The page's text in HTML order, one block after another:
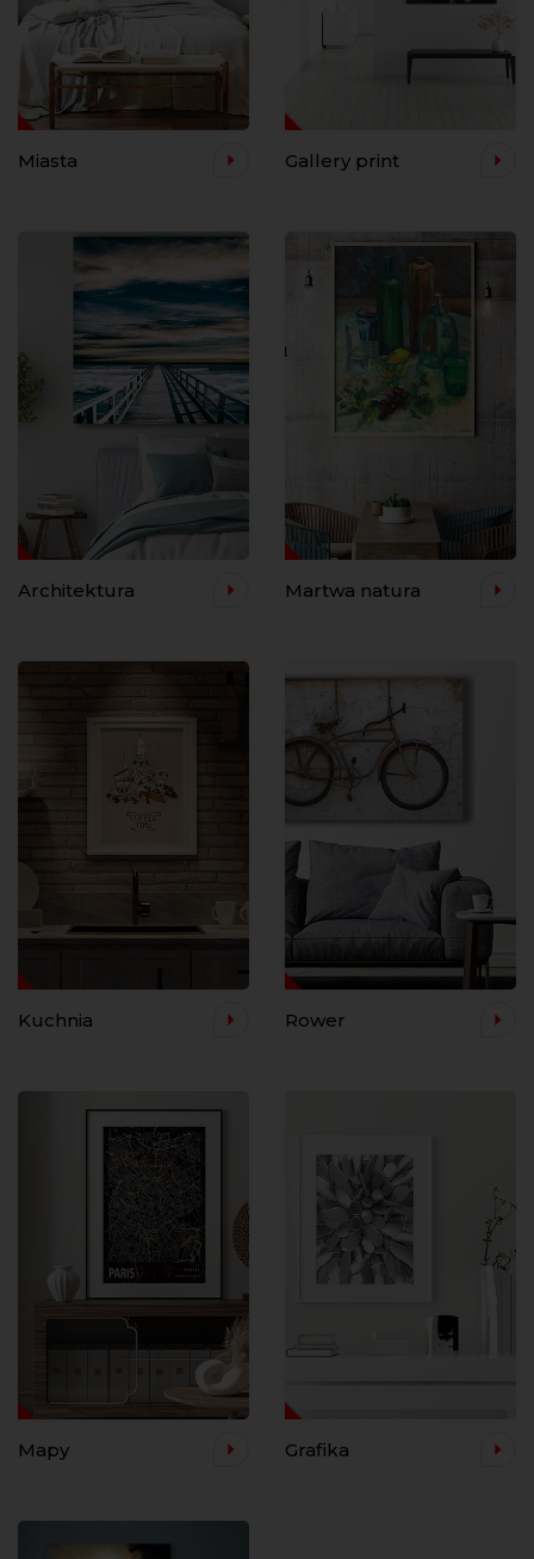
Miasta Gallery print
Architektura Martwa natura
Kuchnia Rower
Mapy Grafika